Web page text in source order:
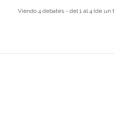
Viendo 4 debates - del 1 al 4 (de un